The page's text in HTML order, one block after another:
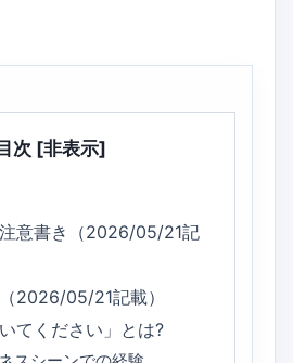
次 [非表示]
意書き（2026/05/21記
2026/05/21記載）
いてください」とは?